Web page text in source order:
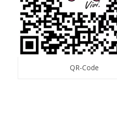
QR-Code